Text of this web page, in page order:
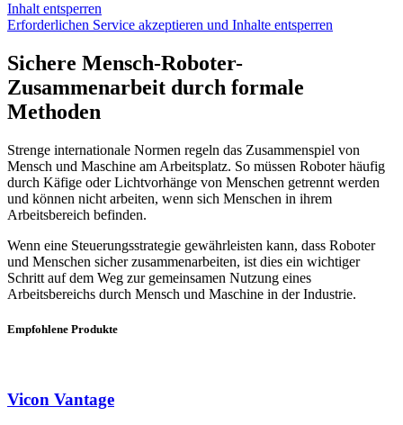
Inhalt entsperren
Erforderlichen Service akzeptieren und Inhalte entsperren
Sichere Mensch-Roboter-
Zusammenarbeit durch formale
Methoden
Strenge internationale Normen regeln das Zusammenspiel von
Mensch und Maschine am Arbeitsplatz. So müssen Roboter häufig
durch Käfige oder Lichtvorhänge von Menschen getrennt werden
und können nicht arbeiten, wenn sich Menschen in ihrem
Arbeitsbereich befinden.
Wenn eine Steuerungsstrategie gewährleisten kann, dass Roboter
und Menschen sicher zusammenarbeiten, ist dies ein wichtiger
Schritt auf dem Weg zur gemeinsamen Nutzung eines
Arbeitsbereichs durch Mensch und Maschine in der Industrie.
Empfohlene Produkte
Vicon Vantage